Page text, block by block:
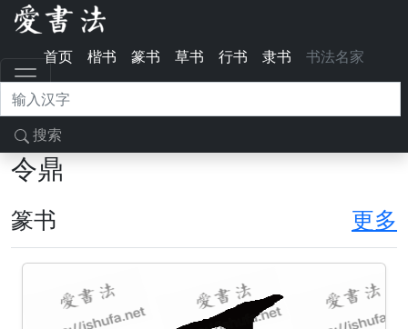
首页 楷书 篆书 草书 行书 隶书 书法名家
搜索
令鼎
篆书 更多